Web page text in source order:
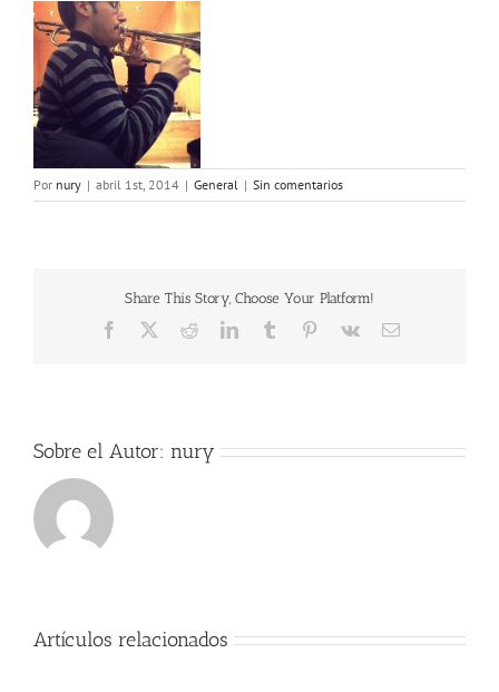
Por nury | abril 1st, 2014 | General | Sin comentarios
Share This Story, Choose Your Platform!
Facebook RedditLinkedInTumblr Pinterest
Vk
Correo
Sobre el Autor: nury
Artículos relacionados